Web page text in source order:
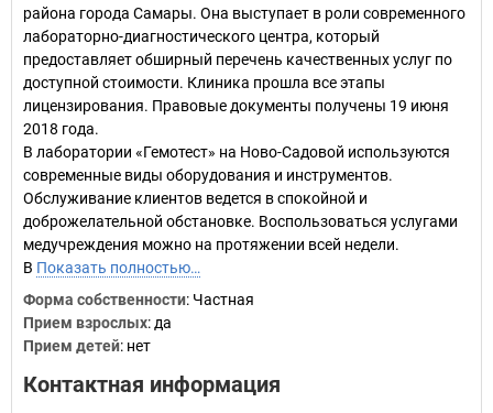
района города Самары. Она выступает в роли современного
лабораторно-диагностического центра, который
предоставляет обширный перечень качественных услуг по
доступной стоимости. Клиника прошла все этапы
лицензирования. Правовые документы получены 19 июня
2018 года.
В лаборатории «Гемотест» на Ново-Садовой используются
современные виды оборудования и инструментов.
Обслуживание клиентов ведется в спокойной и
доброжелательной обстановке. Воспользоваться услугами
медучреждения можно на протяжении всей недели.
В Показать полностью…
Форма собственности: Частная
Прием взрослых: да
Прием детей: нет
Контактная информация